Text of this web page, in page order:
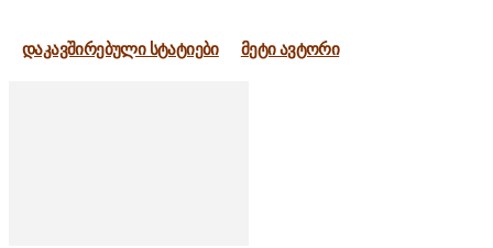
დაკავშირებული სტატიები მეტი ავტორი